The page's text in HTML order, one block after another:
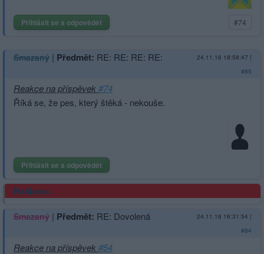
Přihlásit se a odpovědět #74
Smazaný | Předmět: RE: RE: RE: RE: 24.11.16 18:58:47 |
#85
Reakce na příspěvek#74
Říká se, že pes, který štěká - nekouše.
Přihlásit se a odpovědět
Reklama
Smazaný | Předmět: RE: Dovolená 24.11.16 16:31:54 |
#84
Reakce na příspěvek#54